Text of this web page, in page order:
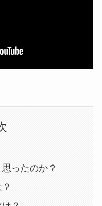
ったのか？